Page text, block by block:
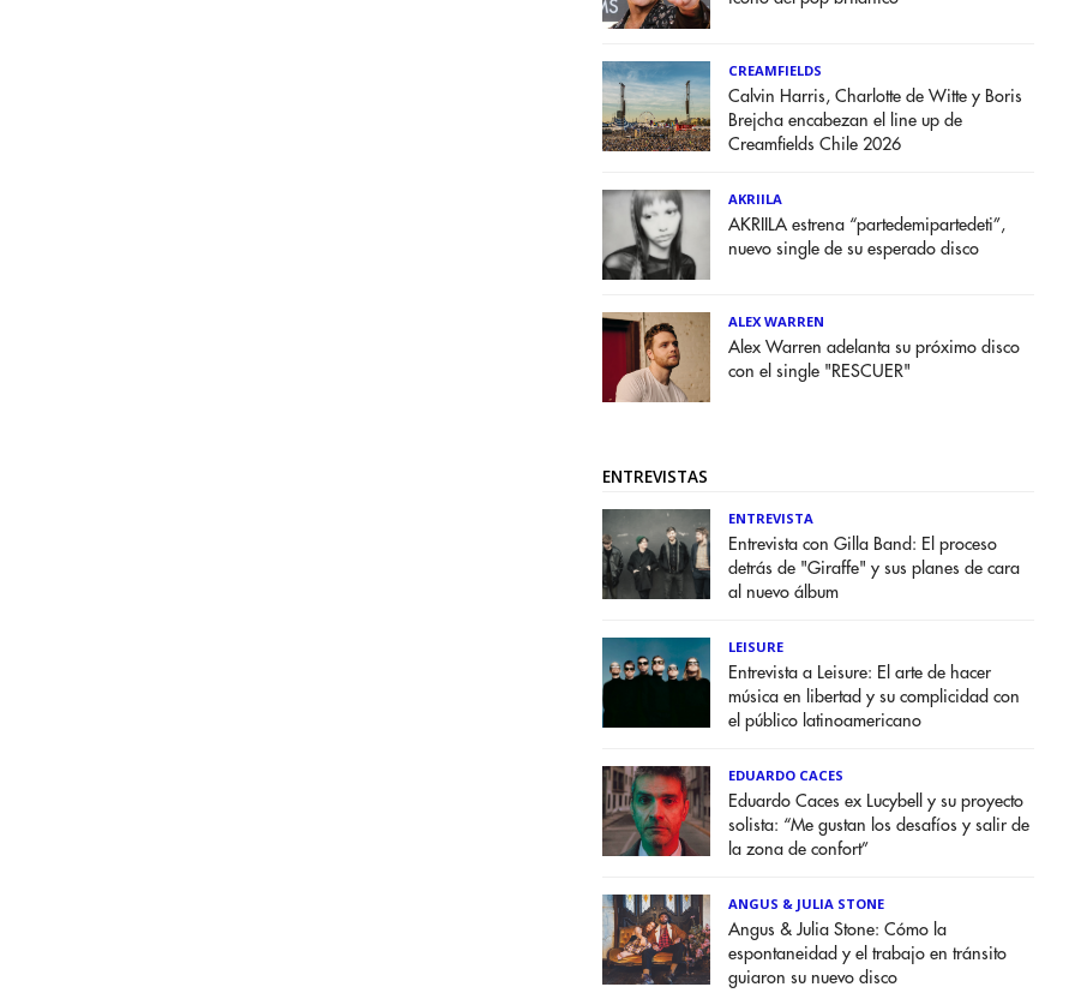
CREAMFIELDS
Calvin Harris, Charlotte de Witte y Boris
Brejcha encabezan el line up de
Creamfields Chile 2026
AKRIILA
AKRIILA estrena “partedemipartedeti”,
nuevo single de su esperado disco
ALEX WARREN
Alex Warren adelanta su próximo disco
con el single "RESCUER"
ENTREVISTAS
ENTREVISTA
Entrevista con Gilla Band: El proceso
detrás de "Giraffe" y sus planes de cara
al nuevo álbum
LEISURE
Entrevista a Leisure: El arte de hacer
música en libertad y su complicidad con
el público latinoamericano
EDUARDO CACES
Eduardo Caces ex Lucybell y su proyecto
solista: “Me gustan los desafíos y salir de
la zona de confort”
ANGUS & JULIA STONE
Angus & Julia Stone: Cómo la
espontaneidad y el trabajo en tránsito
guiaron su nuevo disco